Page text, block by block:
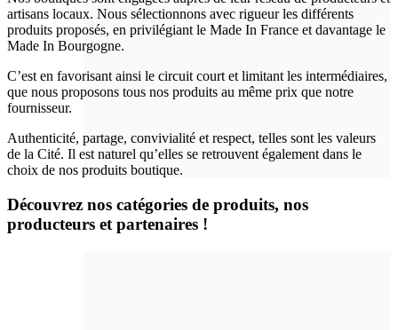
artisans locaux. Nous sélectionnons avec rigueur les différents
produits proposés, en privilégiant le Made In France et davantage le
Made In Bourgogne.
C’est en favorisant ainsi le circuit court et limitant les intermédiaires,
que nous proposons tous nos produits au même prix que notre
fournisseur.
Authenticité, partage, convivialité et respect, telles sont les valeurs
de la Cité. Il est naturel qu’elles se retrouvent également dans le
choix de nos produits boutique.
Découvrez nos catégories de produits, nos
producteurs et partenaires !